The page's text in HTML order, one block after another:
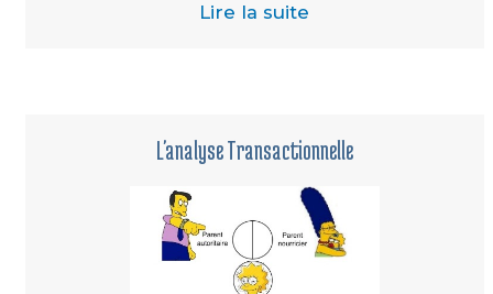
Lire la suite
L'analyse Transactionnelle